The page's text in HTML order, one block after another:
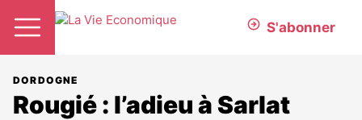
S'abonner
DORDOGNE
Rougié : l’adieu à Sarlat